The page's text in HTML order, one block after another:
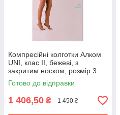
Компресійні колготки Алком
UNI, клас II, бежеві, з
закритим носком, розмір 3
(70123)
Готово до відправки
1 406,50 ₴ 1 450 ₴